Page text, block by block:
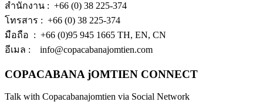
สำนักงาน : +66 (0) 38 225-374
โทรสาร : +66 (0) 38 225-374
มือถือ : +66 (0)95 945 1665 TH, EN, CN
อีเมล : info@copacabanajomtien.com
COPACABANA jOMTIEN CONNECT
Talk with Copacabanajomtien via Social Network